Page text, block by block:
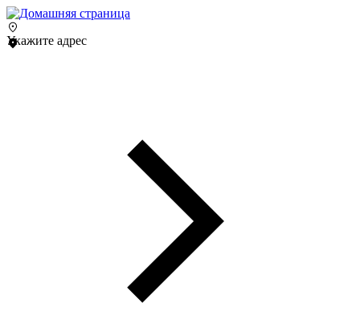
Укажите адрес